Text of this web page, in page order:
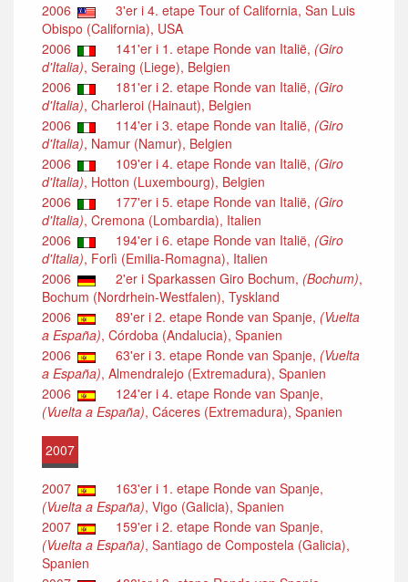
2006
3'er i 4. etape Tour of California, San Luis
Obispo (California), USA
2006
141'er i 1. etape Ronde van Italië, (Giro
d'Italia), Seraing (Liege), Belgien
2006
181'er i 2. etape Ronde van Italië, (Giro
d'Italia), Charleroi (Hainaut), Belgien
2006
114'er i 3. etape Ronde van Italië, (Giro
d'Italia), Namur (Namur), Belgien
2006
109'er i 4. etape Ronde van Italië, (Giro
d'Italia), Hotton (Luxembourg), Belgien
2006
177'er i 5. etape Ronde van Italië, (Giro
d'Italia), Cremona (Lombardia), Italien
2006
194'er i 6. etape Ronde van Italië, (Giro
d'Italia), Forlì (Emilia-Romagna), Italien
2006
2'er i Sparkassen Giro Bochum, (Bochum),
Bochum (Nordrhein-Westfalen), Tyskland
2006
89'er i 2. etape Ronde van Spanje, (Vuelta
a España), Córdoba (Andalucia), Spanien
2006
63'er i 3. etape Ronde van Spanje, (Vuelta
a España), Almendralejo (Extremadura), Spanien
2006
124'er i 4. etape Ronde van Spanje,
(Vuelta a España), Cáceres (Extremadura), Spanien
2007
2007
163'er i 1. etape Ronde van Spanje,
(Vuelta a España), Vigo (Galicia), Spanien
2007
159'er i 2. etape Ronde van Spanje,
(Vuelta a España), Santiago de Compostela (Galicia),
Spanien